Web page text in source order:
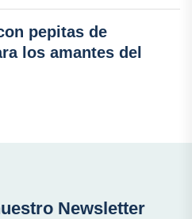
pepitas de
los amantes del
Newsletter